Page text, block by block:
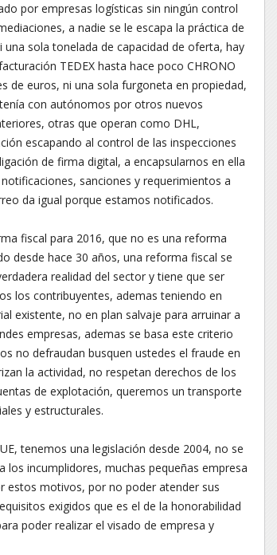
por empresas logísticas sin ningún control
a nadie se le escapa la práctica de
sola tonelada de capacidad de oferta, hay
TEDEX hasta hace poco CHRONO
de euros, ni una sola furgoneta en propiedad,
con autónomos por otros nuevos
otras que operan como DHL,
escapando al control de las inspecciones
de firma digital, a encapsularnos en ella
sanciones y requerimientos a
da igual porque estamos notificados.
fiscal para 2016, que no es una reforma
desde hace 30 años, una reforma fiscal se
realidad del sector y tiene que ser
los contribuyentes, ademas teniendo en
existente, no en plan salvaje para arruinar a
empresas, ademas se basa este criterio
no defraudan busquen ustedes el fraude en
la actividad, no respetan derechos de los
de explotación, queremos un transporte
y estructurales.
tenemos una legislación desde 2004, no se
incumplidores, muchas pequeñas empresa
estos motivos, por no poder atender sus
exigidos que es el de la honorabilidad
poder realizar el visado de empresa y